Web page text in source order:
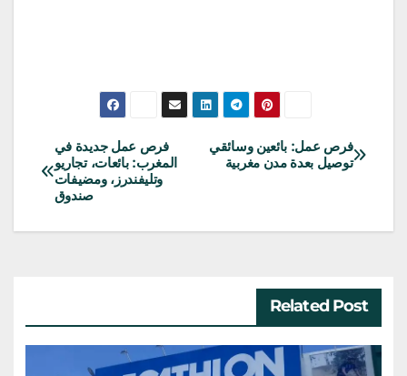
تصفّح
فرص عمل جديدة في
المغرب: بائعات، تجاريو
وتليفندرز، ومضيفات
صندوق
فرص عمل: بائعين وسائقي
توصيل بعدة مدن مغربية
Related Post